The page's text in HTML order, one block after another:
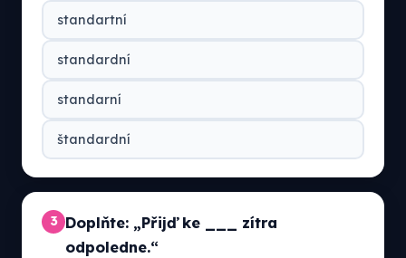
standartní
standardní
standarní
štandardní
3 Doplňte: „Přijď ke ___ zítra
odpoledne.“